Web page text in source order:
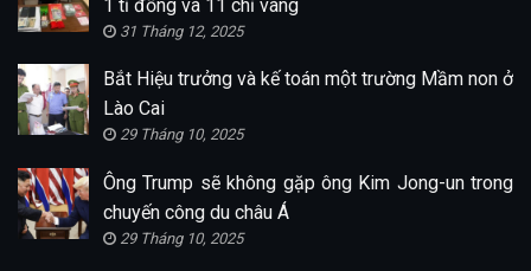
1 tỉ đồng và 11 chỉ vàng
31 Tháng 12, 2025
Bắt Hiệu trưởng và kế toán một trường Mầm non ở
Lào Cai
29 Tháng 10, 2025
Ông Trump sẽ không gặp ông Kim Jong-un trong
chuyến công du châu Á
29 Tháng 10, 2025